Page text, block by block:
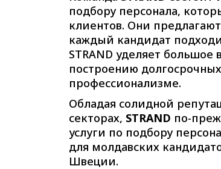
подбору персонала,
клиентов. Они
каждый кандидат
STRAND уделяет
построению
профессионализме.
Обладая солидной
секторах, STRAND по-
услуги по подбору
для молдавских
Швеции.